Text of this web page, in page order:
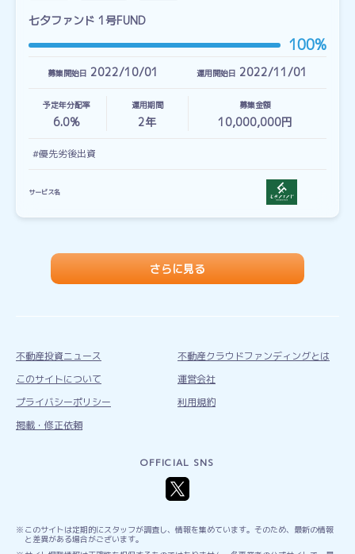
七夕ファンド 1号FUND
100%
募集開始日 2022/10/01 運用開始日 2022/11/01
予定年分配率
6.0%
運用期間
2年
募集金額
10,000,000円
#優先劣後出資
サービス名
さらに見る
不動産投資ニュース
不動産クラウドファンディングとは
このサイトについて
運営会社
プライバシーポリシー
利用規約
掲載・修正依頼
OFFICIAL SNS
このサイトは定期的にスタッフが調査し、情報を集めています。そのため、最新の情報
と差異がある場合がございます。